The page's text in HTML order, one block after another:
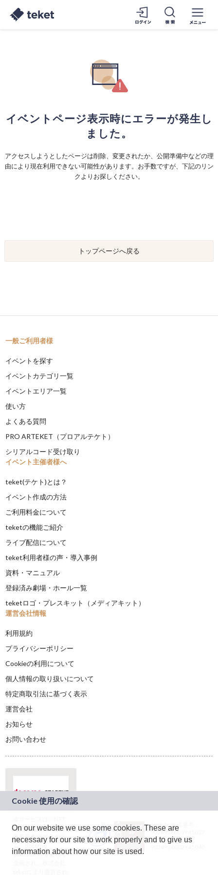
イベントページ表示時にエラーが発生し
ました。
アクセスしようとしたページは削除、変更されたか、公開準備中などの理
由により現在利用できない可能性があります。お手数ですが、下記のリン
クよりお探しください。
トップページへ戻る
一般ご利用者様
イベントを探す
イベントカテゴリ一覧
イベントエリア一覧
使い方
よくある質問
PRO ARTEKET（プロアルテケト）
シリアルコード受け取り
イベント主催者様へ
teket(テケト)とは？
イベント作成の方法
ご利用料金について
teketの機能ご紹介
ライブ配信について
teket利用者様の声・導入事例
資料・マニュアル
登録済み劇場・ホール一覧
teketロゴ・プレスキット（メディアキット）
運営会社情報
利用規約
プライバシーポリシー
Cookieの利用について
個人情報の取り扱いについて
特定商取引法に基づく表示
運営会社
お知らせ
お問い合わせ
ドコモグループの新
規事業創出プログラ
ム「docomo
STARTUP」を通じて
JASRAC許諾番号：
9024936001Y45037
JASRAC許諾番号：
On our website we use some cookies. These are
necessary for our site to work properly and to give us
information about how our site is used.